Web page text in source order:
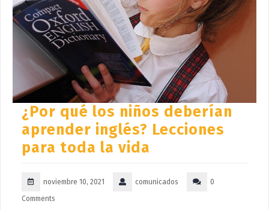
¿Por qué los niños deberían
aprender inglés? Lecciones
para toda la vida
noviembre 10, 2021 comunicados
0
Comments